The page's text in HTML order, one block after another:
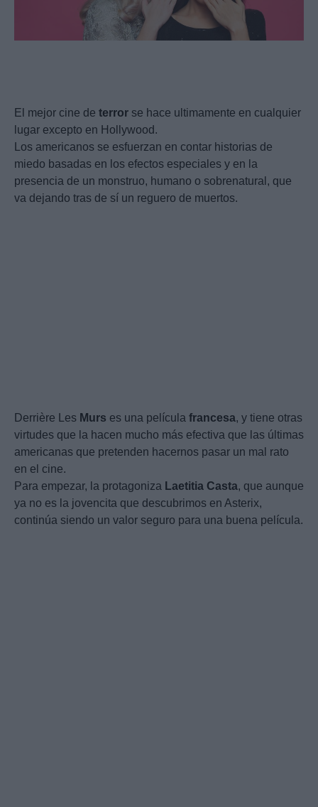
El mejor cine de terror se hace ultimamente en cualquier
lugar excepto en Hollywood.
Los americanos se esfuerzan en contar historias de
miedo basadas en los efectos especiales y en la
presencia de un monstruo, humano o sobrenatural, que
va dejando tras de sí un reguero de muertos.
Derrière Les Murs es una película francesa, y tiene otras
virtudes que la hacen mucho más efectiva que las últimas
americanas que pretenden hacernos pasar un mal rato
en el cine.
Para empezar, la protagoniza Laetitia Casta, que aunque
ya no es la jovencita que descubrimos en Asterix,
continúa siendo un valor seguro para una buena película.